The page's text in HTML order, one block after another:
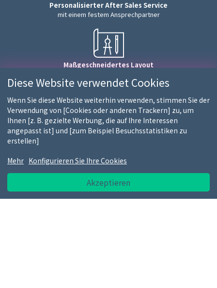
Personalisierter After Sales Service
mit einem festem Ansprechpartner
Maßgeschneidertes Layout
Belohnte Kundentreue
1 Punkt = 10€ Einkaufswert
montag > freitag (8.00-12.30 Uhr und 13.30-18.00 Uhr)
EMPFANG VON LIEFERANTENLIEFERUNGEN
montag > freitag (8.00-15.00 Uhr)
Uns kontaktieren
Diese Website verwendet Cookies
Wenn Sie diese Website weiterhin verwenden, stimmen Sie der
Verwendung von [Cookies oder anderen Trackern] zu, um
Ihnen [z. B. gezielte Werbung, die auf Ihre Interessen
angepasst ist] und [zum Beispiel Besuchsstatistiken zu
erstellen]
Mehr Konfigurieren Sie Ihre Cookies
Akzeptieren